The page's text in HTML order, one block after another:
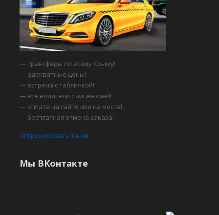
— трансферы по всему Крыму!
— адекватные цены!
— встреча с табличкой!
— все водители с лицензией!
— оплата на сайте или на месте!
— бесплатная отмена заказа!
забронировать такси
Мы ВКонтакте